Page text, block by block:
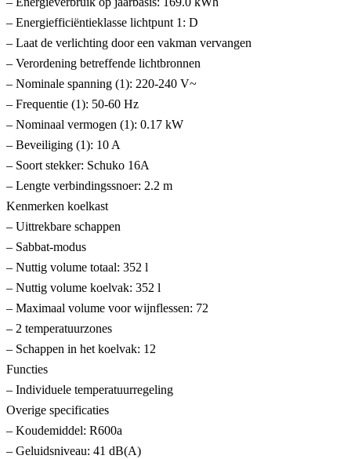
– Energiefficiëntieklasse lichtpunt 1: D
– Laat de verlichting door een vakman vervangen
– Verordening betreffende lichtbronnen
– Nominale spanning (1): 220-240 V~
– Frequentie (1): 50-60 Hz
– Nominaal vermogen (1): 0.17 kW
– Beveiliging (1): 10 A
– Soort stekker: Schuko 16A
– Lengte verbindingssnoer: 2.2 m
Kenmerken koelkast
– Uittrekbare schappen
– Sabbat-modus
– Nuttig volume totaal: 352 l
– Nuttig volume koelvak: 352 l
– Maximaal volume voor wijnflessen: 72
– 2 temperatuurzones
– Schappen in het koelvak: 12
Functies
– Individuele temperatuurregeling
Overige specificaties
– Koudemiddel: R600a
– Geluidsniveau: 41 dB(A)